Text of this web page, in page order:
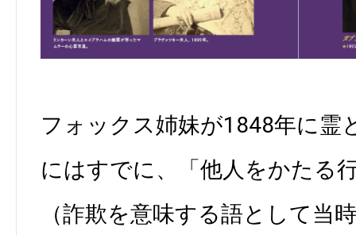
フォックス姉妹が1848年に霊
にはすでに、「他人をかたる
（詐欺を意味する語として当